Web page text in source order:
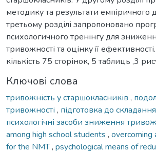
методику та результати емпіричного
третьому розділі запропоновано
психологичного тренінгу для
тривожності та оцінку її
кількість 75 сторінок, 5 таблиць ,3
Ключові слова
тривожність у старшокласників ,
тривожності , підготовка до
психологічні засоби зниження
among high school students , overcoming
for the NMT, psychological means of